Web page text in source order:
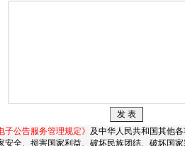
子公告服务管理规定》 及中华人民共和国其他
安全、损害国家利益、破坏民族团结、破坏国